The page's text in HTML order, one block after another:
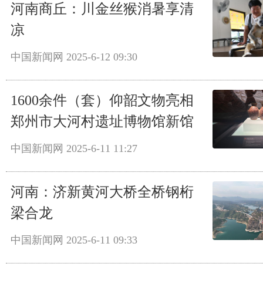
河南商丘：川金丝猴消暑享清
凉
中国新闻网 2025-6-12 09:30
1600余件（套）仰韶文物亮相
郑州市大河村遗址博物馆新馆
中国新闻网 2025-6-11 11:27
河南：济新黄河大桥全桥钢桁
梁合龙
中国新闻网 2025-6-11 09:33